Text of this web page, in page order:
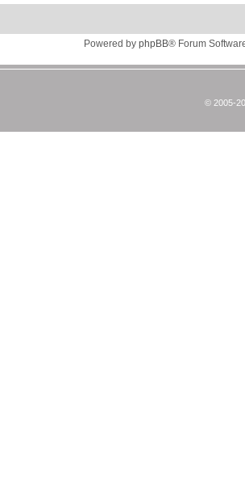
Powered by phpBB® Forum
© 2005-